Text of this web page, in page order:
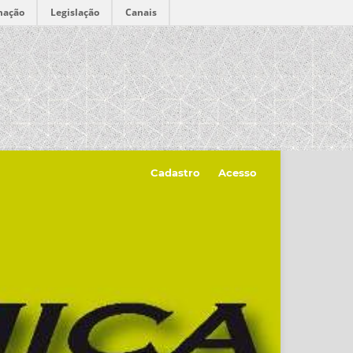
Legislação Canais
Cadastro Acesso